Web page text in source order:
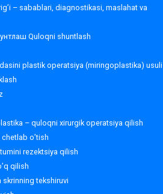
– sabablari, diagnostikasi, maslahat va
Quloqni shuntlash
plastik operatsiya (miringoplastika) usuli
– quloqni xirurgik operatsiya qilish
o’tish
rezektsiya qilish
qilish
skrinning tekshiruvi